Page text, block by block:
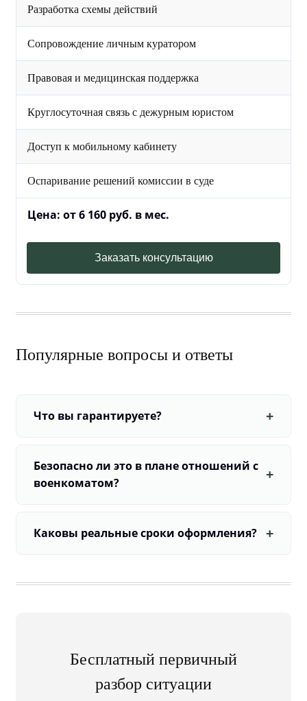
Разработка схемы действий
Сопровождение личным куратором
Правовая и медицинская поддержка
Круглосуточная связь с дежурным юристом
Доступ к мобильному кабинету
Оспаривание решений комиссии в суде
Цена: от 6 160 руб. в мес.
Заказать консультацию
Популярные вопросы и ответы
Что вы гарантируете?
Безопасно ли это в плане отношений с
военкоматом?
Каковы реальные сроки оформления?
Бесплатный первичный
разбор ситуации